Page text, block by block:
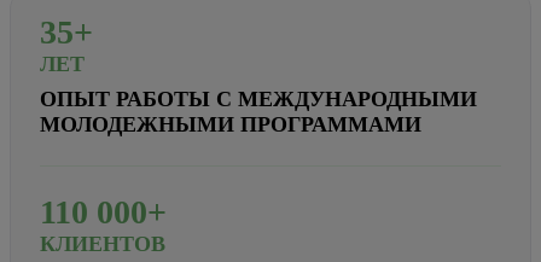
35+
ЛЕТ
ОПЫТ РАБОТЫ С МЕЖДУНАРОДНЫМИ
МОЛОДЕЖНЫМИ ПРОГРАММАМИ
110 000+
КЛИЕНТОВ